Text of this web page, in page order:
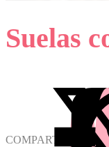
Suelas
COMPARTIR